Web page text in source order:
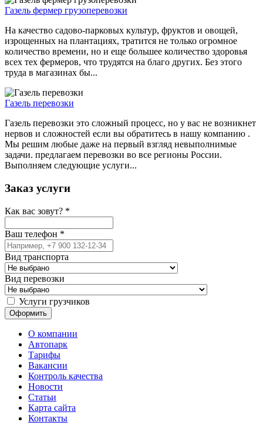
Газель фермер грузоперевозки
На качество садово-парковых культур, фруктов и овощей,
изрощенных на плантациях, тратится не только огромное
количество времени, но и еще большее количество здоровья
всех тех фермеров, что трудятся на благо других. Без этого
труда в магазинах бы...
Газель перевозки
Газель перевозки это сложный процесс, но у вас не возникнет
нервов и сложностей если вы обратитесь в нашу компанию .
Мы решим любые даже на первый взгляд невыполнимые
задачи. предлагаем перевозки во все регионы России.
Выполняем следующие услуги...
Заказ услуги
Как вас зовут? *
Ваш телефон *
Вид транспорта
Вид перевозки
Услуги грузчиков
О компании
Автопарк
Тарифы
Вакансии
Контроль качества
Новости
Статьи
Карта сайта
Контакты